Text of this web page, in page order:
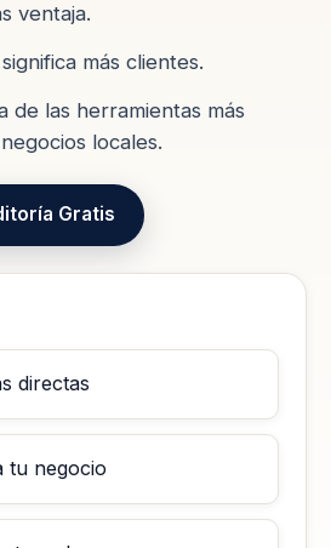
ventaja.
más clientes.
de las herramientas más
locales.
Gratis
directas
tu negocio